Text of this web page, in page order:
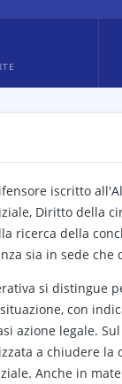
iscritto
Diritto della
ricerca della
sia in sede che
si distingue
con
azione legale.
a chiudere la
Anche in